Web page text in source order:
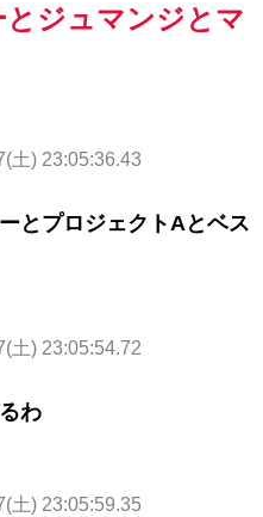
とジュマンジとマ
土) 23:05:36.43
とプロジェクトAとベス
土) 23:05:54.72
わ
土) 23:05:59.35